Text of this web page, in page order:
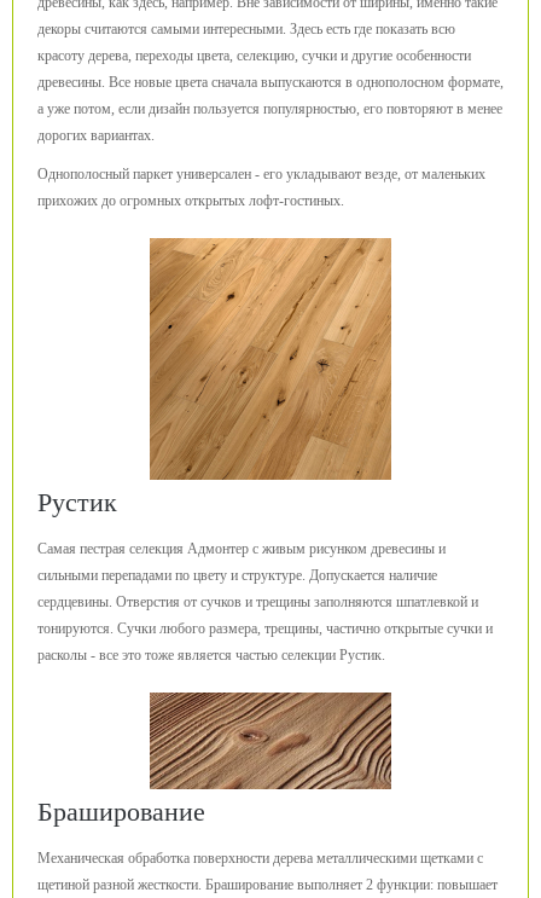
декоры считаются самыми интересными. Здесь есть где показать всю
красоту дерева, переходы цвета, селекцию, сучки и другие особенности
древесины. Все новые цвета сначала выпускаются в однополосном формате,
а уже потом, если дизайн пользуется популярностью, его повторяют в менее
дорогих вариантах.
Однополосный паркет универсален - его укладывают везде, от маленьких
прихожих до огромных открытых лофт-гостиных.
Рустик
Самая пестрая селекция Адмонтер с живым рисунком древесины и
сильными перепадами по цвету и структуре. Допускается наличие
сердцевины. Отверстия от сучков и трещины заполняются шпатлевкой и
тонируются. Сучки любого размера, трещины, частично открытые сучки и
расколы - все это тоже является частью селекции Рустик.
Браширование
Механическая обработка поверхности дерева металлическими щетками с
щетиной разной жесткости. Браширование выполняет 2 функции: повышает